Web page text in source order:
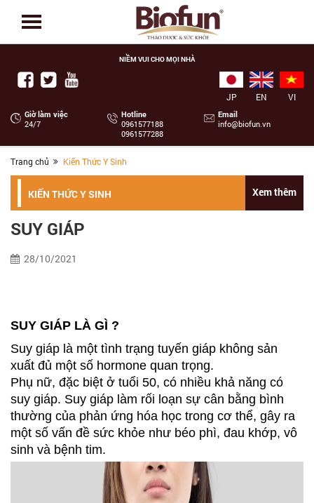
NIỀM VUI CHO MỌI NHÀ
VI
EN
JP
Giờ làm việc
24/7
Hotline
‭0961577188
0961577288
Email
info@biofun.vn
Trang chủ Kiến Thức Y Sinh
KIẾN THỨC Y SINH Xem thêm
SUY GIÁP
28/10/2021
SUY GIÁP LÀ GÌ ?
Suy giáp là một tình trạng tuyến giáp không sản
xuất đủ một số hormone quan trọng.
Phụ nữ, đặc biệt ở tuổi 50, có nhiều khả năng có
suy giáp. Suy giáp làm rối loạn sự cân bằng bình
thường của phản ứng hóa học trong cơ thể, gây ra
một số vấn đề sức khỏe như béo phì, đau khớp, vô
sinh và bệnh tim.